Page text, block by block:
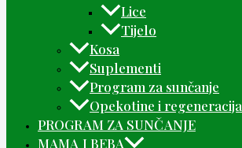
Lice
Tijelo
Kosa
Suplementi
Program za sunčanje
Opekotine i regeneracija
PROGRAM ZA SUNČANJE
MAMA I BEBA